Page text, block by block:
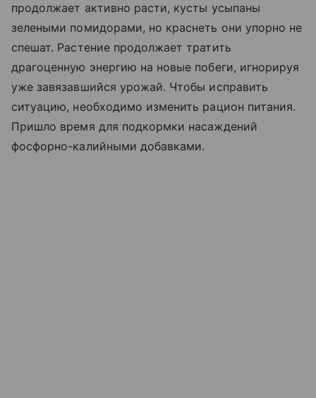
продолжает активно расти, кусты усыпаны
зелеными помидорами, но краснеть они упорно не
спешат. Растение продолжает тратить
драгоценную энергию на новые побеги, игнорируя
уже завязавшийся урожай. Чтобы исправить
ситуацию, необходимо изменить рацион питания.
Пришло время для подкормки насаждений
фосфорно-калийными добавками.